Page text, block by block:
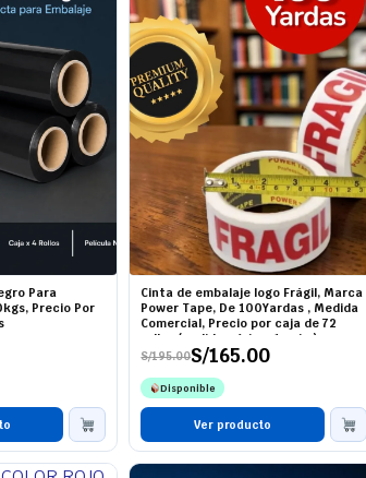
Para
Precio Por
Cinta de embalaje logo Frágil, Marca
Power Tape, De 100Yardas , Medida
Comercial, Precio por caja de 72
rollos (pedido mínimo 1 caja )
S/195.00
El
precio
original
era:
S/195.00.
S/165.00
El
precio
actual
es:
S/165.00.
Disponible
Ver producto